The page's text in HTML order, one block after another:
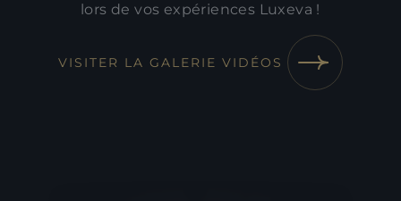
lors de vos expériences Luxeva !
VISITER LA GALERIE VIDÉOS